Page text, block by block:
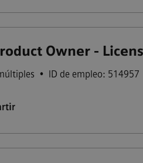
Owner -
• ID de empleo: 514957